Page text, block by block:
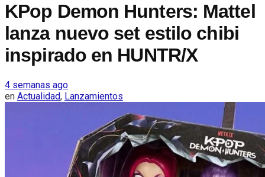
KPop Demon Hunters: Mattel
lanza nuevo set estilo chibi
inspirado en HUNTR/X
4 semanas ago
en Actualidad, Lanzamientos